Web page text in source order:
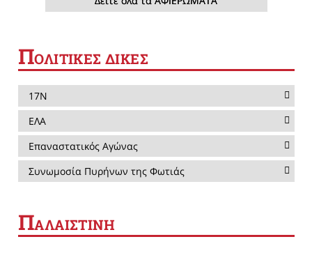
ΠΟΛΙΤΙΚΕΣ ΔΙΚΕΣ
17Ν
ΕΛΑ
Επαναστατικός Αγώνας
Συνωμοσία Πυρήνων της Φωτιάς
ΠΑΛΑΙΣΤΙΝΗ